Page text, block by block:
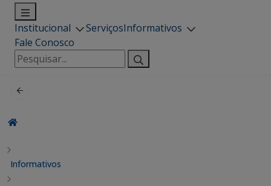
Institucional ServiçosInformativos
Fale Conosco
Pesquisar
por:
Informativos